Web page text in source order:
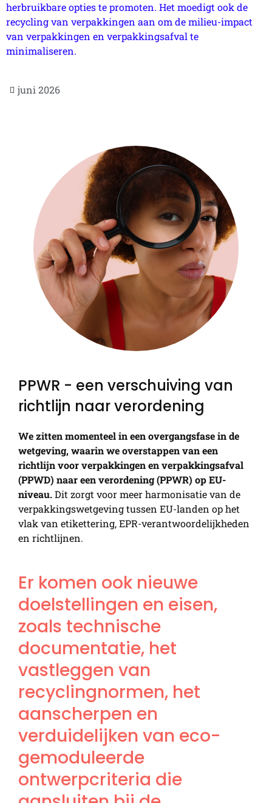
herbruikbare opties te promoten. Het moedigt ook de
recycling van verpakkingen aan om de milieu-impact
van verpakkingen en verpakkingsafval te
minimaliseren.
juni 2026
PPWR - een verschuiving van
richtlijn naar verordening
We zitten momenteel in een overgangsfase in de
wetgeving, waarin we overstappen van een
richtlijn voor verpakkingen en verpakkingsafval
(PPWD) naar een verordening (PPWR) op EU-
niveau.Dit zorgt voor meer harmonisatie van de
verpakkingswetgeving tussen EU-landen op het
vlak van etikettering, EPR-verantwoordelijkheden
en richtlijnen.
Er komen ook nieuwe
doelstellingen en eisen,
zoals technische
documentatie, het
vastleggen van
recyclingnormen, het
aanscherpen en
verduidelijken van eco-
gemoduleerde
ontwerpcriteria die